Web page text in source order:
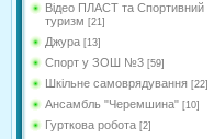
Відео ПЛАСТ та Спортивний
туризм [21]
Джура [13]
Спорт у ЗОШ №3 [59]
Шкільне самоврядування [22]
Ансамбль "Черемшина" [10]
Гурткова робота [2]